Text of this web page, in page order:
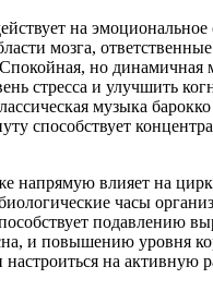
на эмоциональное
мозга,
но динамичная
стресса и улучшить
музыка
способствует
напрямую влияет на
часы
подавлению
и повышению уровня
настроиться на активную